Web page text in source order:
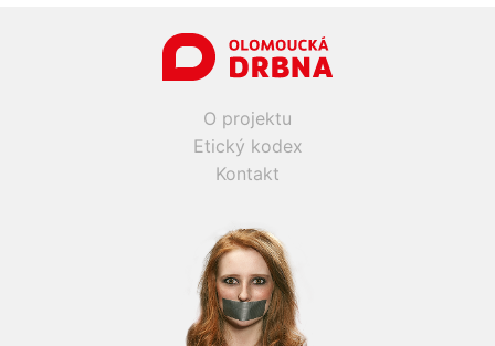
O projektu
Etický kodex
Kontakt